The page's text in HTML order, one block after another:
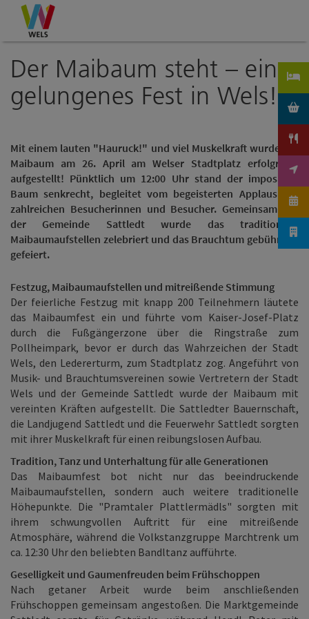
Zum Inhalt
Zur Navigation
Zum Seitenanfang
Der Maibaum steht – ein
gelungenes Fest in Wels!
Mit einem lauten "Hauruck!" und viel Muskelkraft wurde der
Maibaum am 26. April am Welser Stadtplatz erfolgreich
aufgestellt! Pünktlich um 12:00 Uhr stand der imposante
Baum senkrecht, begleitet vom begeisterten Applaus der
zahlreichen Besucherinnen und Besucher. Gemeinsam mit
der Gemeinde Sattledt wurde das traditionelle
Maibaumaufstellen zelebriert und das Brauchtum gebührend
gefeiert.
Festzug, Maibaumaufstellen und mitreißende Stimmung
Der feierliche Festzug mit knapp 200 Teilnehmern läutete
das Maibaumfest ein und führte vom Kaiser-Josef-Platz
durch die Fußgängerzone über die Ringstraße zum
Pollheimpark, bevor er durch das Wahrzeichen der Stadt
Wels, den Ledererturm, zum Stadtplatz zog. Angeführt von
Musik- und Brauchtumsvereinen sowie Vertretern der Stadt
Wels und der Gemeinde Sattledt wurde der Maibaum mit
vereinten Kräften aufgestellt. Die Sattledter Bauernschaft,
die Landjugend Sattledt und die Feuerwehr Sattledt sorgten
mit ihrer Muskelkraft für einen reibungslosen Aufbau.
Tradition, Tanz und Unterhaltung für alle Generationen
Das Maibaumfest bot nicht nur das beeindruckende
Maibaumaufstellen, sondern auch weitere traditionelle
Höhepunkte. Die "Pramtaler Plattlermädls" sorgten mit
ihrem schwungvollen Auftritt für eine mitreißende
Atmosphäre, während die Volkstanzgruppe Marchtrenk um
ca. 12:30 Uhr den beliebten Bandltanz aufführte.
Geselligkeit und Gaumenfreuden beim Frühschoppen
Nach getaner Arbeit wurde beim anschließenden
Frühschoppen gemeinsam angestoßen. Die Marktgemeinde